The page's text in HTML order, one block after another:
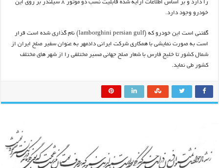
را دارد و بر اساس اطلاعات ارایه شده قابلیت نسب دو موتور ۸ سیلندر بر روی این
خودرو وجود دارد.
گفتنی است این خودرو که (lamborghini persian gulf) نام گذاری شده است قرار
است به صورت نمایشی با همکاری شرکت ایرانی دادمهر به عنوان سفیر صلح ایران از
شمال کشور تا خلیج فارس با شعار صلح جهانی مسیر مختلفی را از شهر های مختلف
کشور طی نماید.